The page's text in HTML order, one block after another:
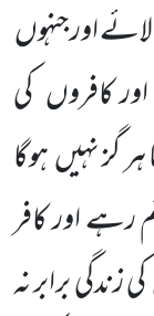
اورجنہوں
اور کافروں کی
گز نہیںہوگا
رہے اور کافر
کی زندگی برابر نہ